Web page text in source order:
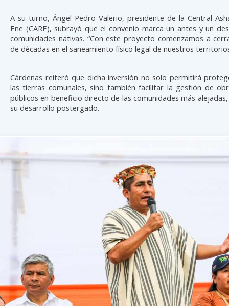
A su turno, Ángel Pedro Valerio, presidente de la Central
Ene (CARE), subrayó que el convenio marca un antes y un
comunidades nativas. “Con este proyecto comenzamos a
de décadas en el saneamiento físico legal de nuestros
Cárdenas reiteró que dicha inversión no solo permitirá
las tierras comunales, sino también facilitar la gestión de
públicos en beneficio directo de las comunidades más
su desarrollo postergado.